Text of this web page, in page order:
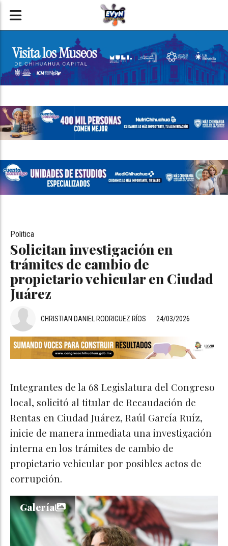
Solicitan investigación en
trámites de cambio de
propietario vehicular en Ciudad
Juárez
Politica
24/03/2026
CHRISTIAN DANIEL RODRIGUEZ RÍOS
Integrantes de la 68 Legislatura del Congreso
local, solicitó al titular de Recaudación de
Rentas en Ciudad Juárez, Raúl García Ruíz,
inicie de manera inmediata una investigación
interna en los trámites de cambio de
propietario vehicular por posibles actos de
corrupción.
Galería